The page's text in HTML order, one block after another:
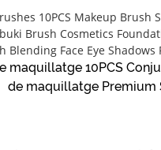
maquillatge 10PCS
de maquillatge Premium